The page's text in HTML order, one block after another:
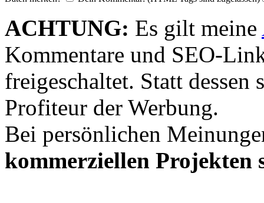
ACHTUNG: Es gilt meine
Kommentare und SEO-
freigeschaltet. Statt dessen
Profiteur der Werbung.
Bei persönlichen
kommerziellen Projekten